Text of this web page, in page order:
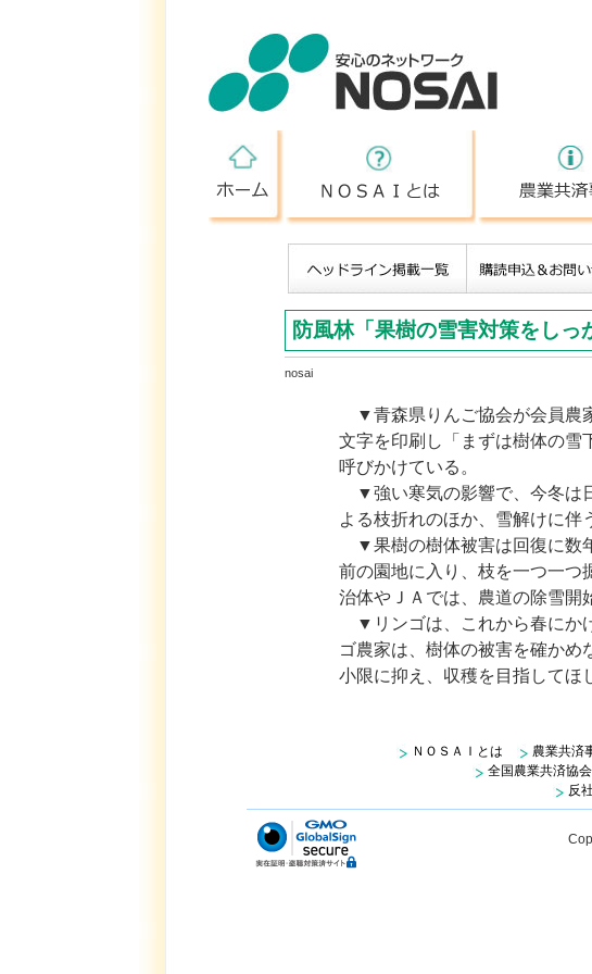
ＮＯＳＡＩとは
防風林「果樹の雪害対策をしっ
nosai
▼青森県りんご協会が会員農
文字を印刷し「まずは樹体の
呼びかけている。
▼強い寒気の影響で、今冬は
よる枝折れのほか、雪解けに伴
▼果樹の樹体被害は回復に数
前の園地に入り、枝を一つ一つ
治体やＪＡでは、農道の除雪開
▼リンゴは、これから春にか
ゴ農家は、樹体の被害を確か
小限に抑え、収穫を目指してほ
ＮＯＳＡＩとは 農業共済
全国農業共済協
反